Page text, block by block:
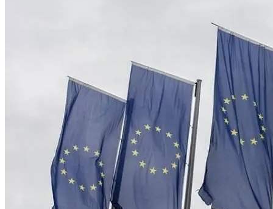
Марина Неёлова Госпитализирована,
Какая Причина Произошедшего
Новое Программное Обеспечение С